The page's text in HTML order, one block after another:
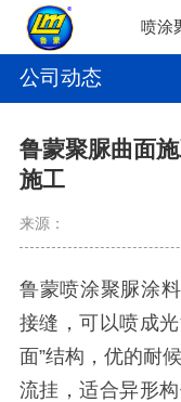
喷涂
公司动态
鲁蒙聚脲曲面
施工
来源：
鲁蒙喷涂聚脲涂
接缝，可以喷成
面”结构，优的耐
流挂，适合异形